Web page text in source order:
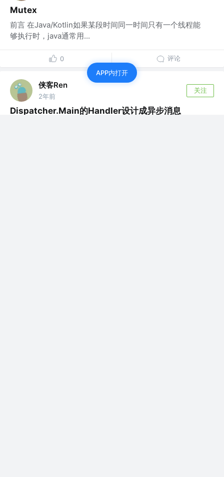
Mutex
前言 在Java/Kotlin如果某段时间同一时间只有一个线程能
够执行时，java通常用...
0 评论
侠客Ren
2年前
关注
Dispatcher.Main的Handler设计成异步消息
APP内打开